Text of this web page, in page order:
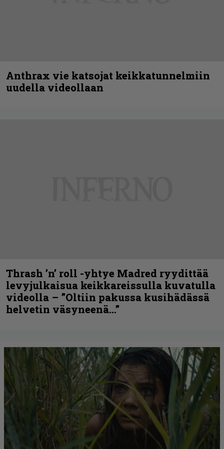
Anthrax vie katsojat keikkatunnelmiin
uudella videollaan
Thrash ’n’ roll -yhtye Madred ryydittää
levyjulkaisua keikkareissulla kuvatulla
videolla – ”Oltiin pakussa kusihädässä
helvetin väsyneenä…”